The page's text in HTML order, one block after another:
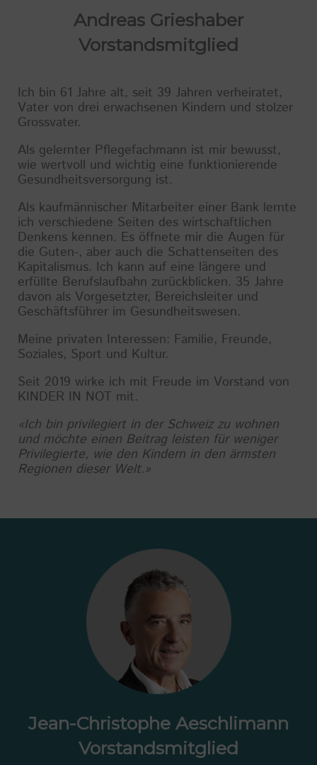
Andreas Grieshaber
Vorstandsmitglied
Ich bin 61 Jahre alt, seit 39 Jahren verheiratet,
Vater von drei erwachsenen Kindern und stolzer
Grossvater.
Als gelernter Pflegefachmann ist mir bewusst,
wie wertvoll und wichtig eine funktionierende
Gesundheitsversorgung ist.
Als kaufmännischer Mitarbeiter einer Bank lernte
ich verschiedene Seiten des wirtschaftlichen
Denkens kennen. Es öffnete mir die Augen für
die Guten-, aber auch die Schattenseiten des
Kapitalismus. Ich kann auf eine längere und
erfüllte Berufslaufbahn zurückblicken. 35 Jahre
davon als Vorgesetzter, Bereichsleiter und
Geschäftsführer im Gesundheitswesen.
Meine privaten Interessen: Familie, Freunde,
Soziales, Sport und Kultur.
Seit 2019 wirke ich mit Freude im Vorstand von
KINDER IN NOT mit.
«Ich bin privilegiert in der Schweiz zu wohnen
und möchte einen Beitrag leisten für weniger
Privilegierte, wie den Kindern in den ärmsten
Regionen dieser Welt.»
Jean-Christophe Aeschlimann
Vorstandsmitglied